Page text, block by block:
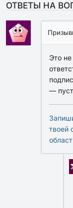
ОТВЕТЫ НА
Это
—
твоей